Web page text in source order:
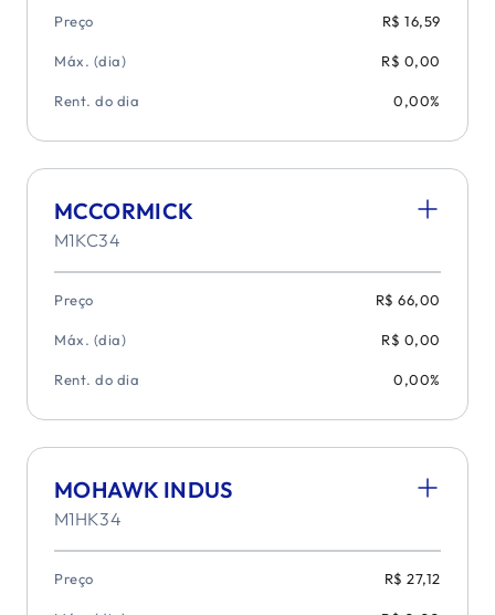
Preço R$ 16,59
Máx. (dia) R$ 0,00
Rent. do dia 0,00%
MCCORMICK
M1KC34
Preço R$ 66,00
Máx. (dia) R$ 0,00
Rent. do dia 0,00%
MOHAWK INDUS
M1HK34
Preço R$ 27,12